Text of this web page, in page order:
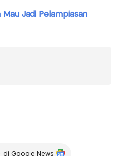
Mau Jadi Pelampiasan
di Google News